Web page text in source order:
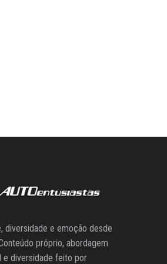
diversidade e emoção desde
próprio, abordagem
e diversidade feito por